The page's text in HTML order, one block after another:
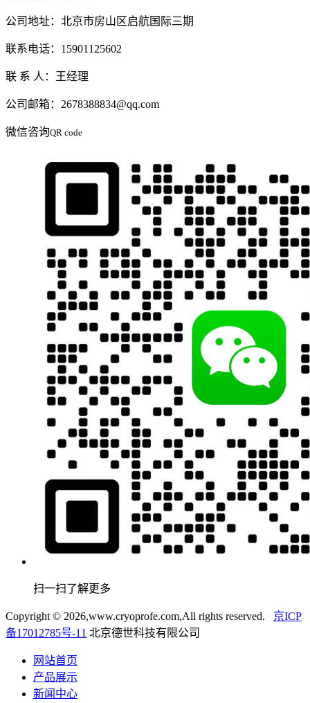
公司地址：北京市房山区启航国际三期
联系电话：15901125602
联 系 人：王经理
公司邮箱：2678388834@qq.com
微信咨询QR code
扫一扫了解更多
Copyright © 2026,www.cryoprofe.com,All rights reserved. 京ICP
备17012785号-11 北京德世科技有限公司
网站首页
产品展示
新闻中心